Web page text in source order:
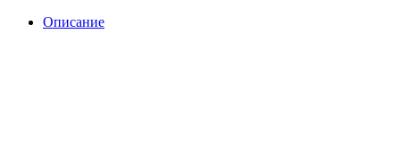
Описание